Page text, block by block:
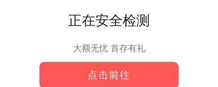
正在安全检测
大额无忧 首存有礼
点击前往